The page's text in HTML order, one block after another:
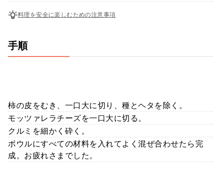
料理を安全に楽しむための注意事項
手順
柿の皮をむき、一口大に切り、種とヘタを除く。
モッツァレラチーズを一口大に切る。
クルミを細かく砕く。
ボウルにすべての材料を入れてよく混ぜ合わせたら完
成。お疲れさまでした。